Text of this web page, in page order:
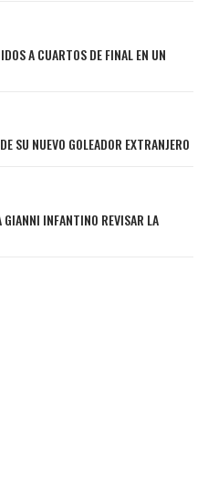
A CUARTOS DE FINAL EN UN
SU NUEVO GOLEADOR EXTRANJERO
INFANTINO REVISAR LA